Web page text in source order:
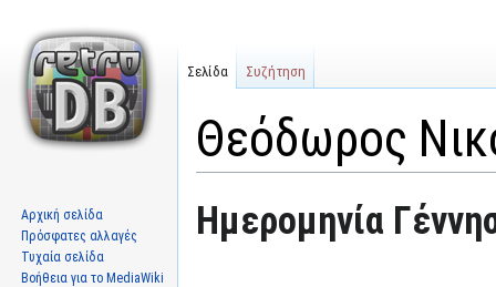
Θεόδωρος
Μετάβαση
στην
Πήδηση
στην
Ημερομηνία
Σελίδα Συζήτηση
Αρχική σελίδα
Πρόσφατες αλλαγές
Τυχαία σελίδα
Βοήθεια για το MediaWiki